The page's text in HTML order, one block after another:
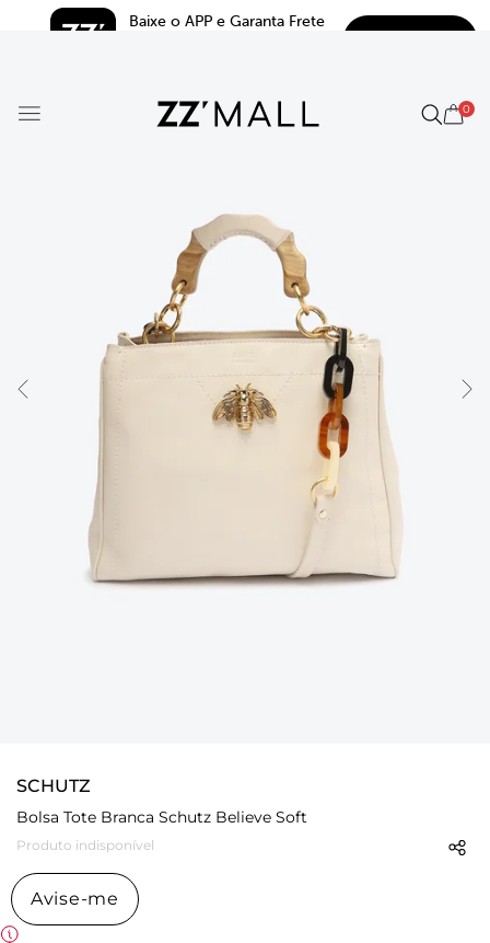
Baixe o APP e Garanta Frete
0
SCHUTZ
Bolsa Tote Branca Schutz Believe Soft
Produto indisponível
Avise-me